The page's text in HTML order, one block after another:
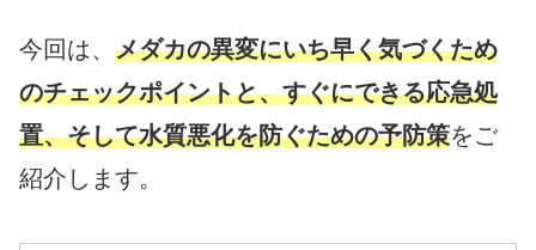
今回は、 メダカの異変にいち早く気づくため
のチェックポイントと、すぐにできる応急処
置、そして水質悪化を防ぐための予防策をご
紹介します。